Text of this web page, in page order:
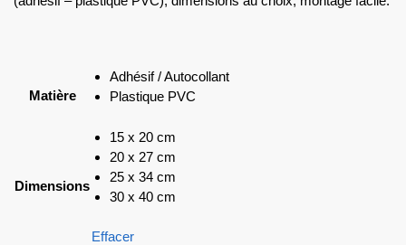
Matière
Adhésif / Autocollant
Plastique PVC
Dimensions
15 x 20 cm
20 x 27 cm
25 x 34 cm
30 x 40 cm
Effacer